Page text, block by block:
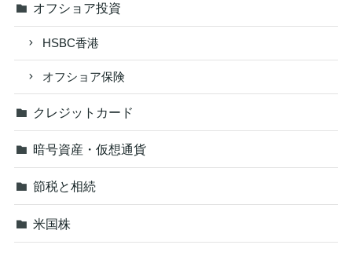
オフショア投資
HSBC香港
オフショア保険
クレジットカード
暗号資産・仮想通貨
節税と相続
米国株